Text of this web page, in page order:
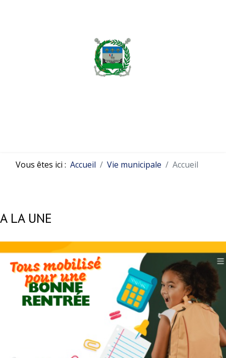
Vous êtes ici : Accueil Vie municipale Accueil
A LA UNE